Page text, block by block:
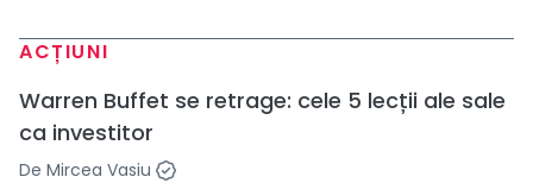
ACȚIUNI
Warren Buffet se retrage: cele 5 lecții ale sale
ca investitor
De Mircea Vasiu